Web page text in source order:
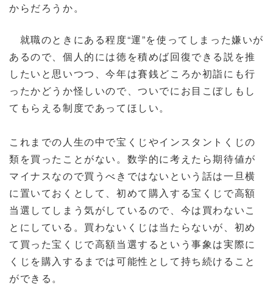
からだろうか。
就職のときにある程度“運”を使ってしまった嫌いが
あるので、個人的には徳を積めば回復できる説を推
したいと思いつつ、今年は賽銭どころか初詣にも行
ったかどうか怪しいので、ついでにお目こぼしもし
てもらえる制度であってほしい。
これまでの人生の中で宝くじやインスタントくじの
類を買ったことがない。数学的に考えたら期待値が
マイナスなので買うべきではないという話は一旦横
に置いておくとして、初めて購入する宝くじで高額
当選してしまう気がしているので、今は買わないこ
とにしている。買わないくじは当たらないが、初め
て買った宝くじで高額当選するという事象は実際に
くじを購入するまでは可能性として持ち続けること
ができる。